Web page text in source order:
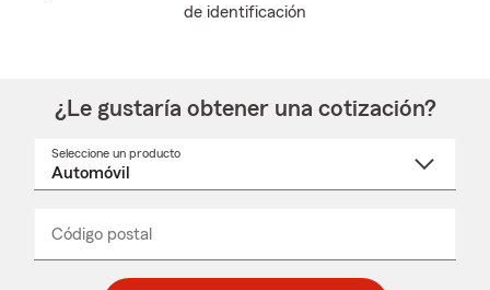
de identificación
¿Le gustaría obtener una cotización?
Seleccione un producto
desplegable
Código postal
_____